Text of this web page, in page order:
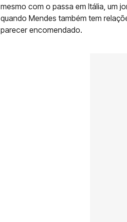
mesmo com o passa em Itália, um
quando Mendes também tem
parecer encomendado.